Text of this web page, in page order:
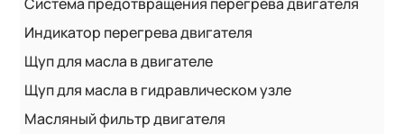
Индикатор перегрева двигателя
Щуп для масла в двигателе
Щуп для масла в гидравлическом узле
Масляный фильтр двигателя